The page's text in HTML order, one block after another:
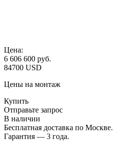
Цена:
6 606 600 руб.
84700 USD
Цены на монтаж
Купить
Отправьте запрос
В наличии
Бесплатная доставка по Москве.
Гарантия — 3 года.